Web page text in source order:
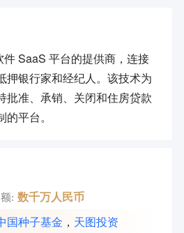
SaaS 平台的提供商，连接
押银行家和经纪人。该技术为
批准、承销、关闭和住房贷款
平台。
: 数千万人民币
国种子基金 ， 天图投资